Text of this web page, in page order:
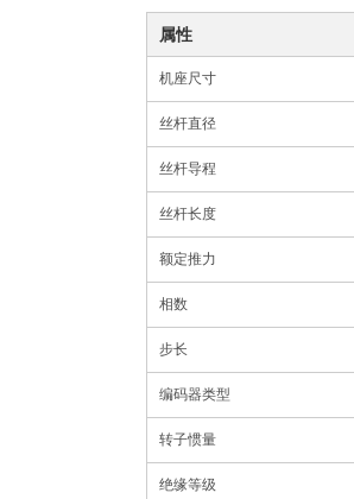
属性
机座尺寸
丝杆直径
丝杆导程
丝杆长度
额定推力
相数
步长
编码器类型
转子惯量
绝缘等级